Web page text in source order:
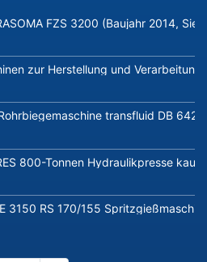
FZS 3200 (Baujahr 2014,
zur Herstellung und
transfluid DB
800-Tonnen Hydraulikpresse
3150 RS 170/155